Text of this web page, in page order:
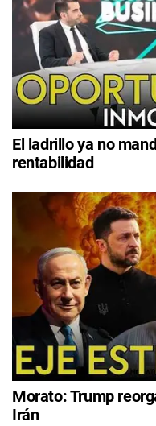
El ladrillo ya no
rentabilidad
Morato: Trump
Irán